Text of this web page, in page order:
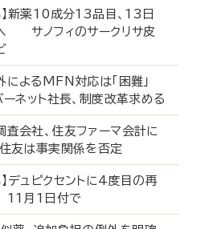
】新薬10成分13品目、13日
サノフィのサークリサ皮
によるMFN対応は「困難」
ネット社長、制度改革求める
査会社、住友ファーマ会計に
は事実関係を否定
】デュピクセントに4度目の再
月1日付で